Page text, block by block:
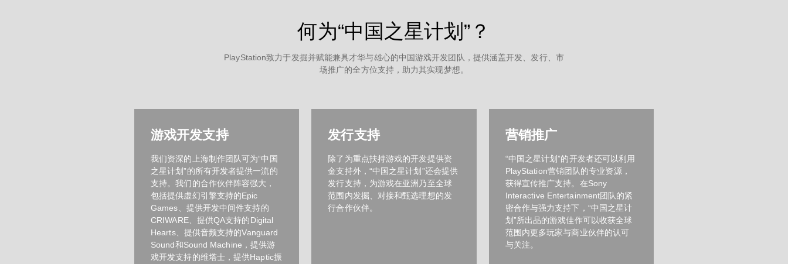
何为“中国之星计划”？
PlayStation致力于发掘并赋能兼具才华与雄心的中国游戏开发团队，提供涵盖开发、发行、市
场推广的全方位支持，助力其实现梦想。
游戏开发支持
我们资深的上海制作团队可为“中国
之星计划”的所有开发者提供一流的
支持。我们的合作伙伴阵容强大，
包括提供虚幻引擎支持的Epic
Games、提供开发中间件支持的
CRIWARE、提供QA支持的Digital
Hearts、提供音频支持的Vanguard
Sound和Sound Machine，提供游
戏开发支持的维塔士，提供Haptic振
发行支持
除了为重点扶持游戏的开发提供资
金支持外，“中国之星计划”还会提供
发行支持，为游戏在亚洲乃至全球
范围内发掘、对接和甄选理想的发
行合作伙伴。
营销推广
“中国之星计划”的开发者还可以利用
PlayStation营销团队的专业资源，
获得宣传推广支持。在Sony
Interactive Entertainment团队的紧
密合作与强力支持下，“中国之星计
划”所出品的游戏佳作可以收获全球
范围内更多玩家与商业伙伴的认可
与关注。